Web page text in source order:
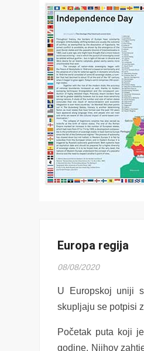
Europa regija
08/08/2020
U Europskoj uniji
skupljaju se potpisi
Početak puta koji
godine. Njihov